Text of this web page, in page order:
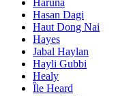
Hasan Dagi
Haut Dong Nai
Hayes
Jabal Haylan
Hayli Gubbi
Healy
Île Heard